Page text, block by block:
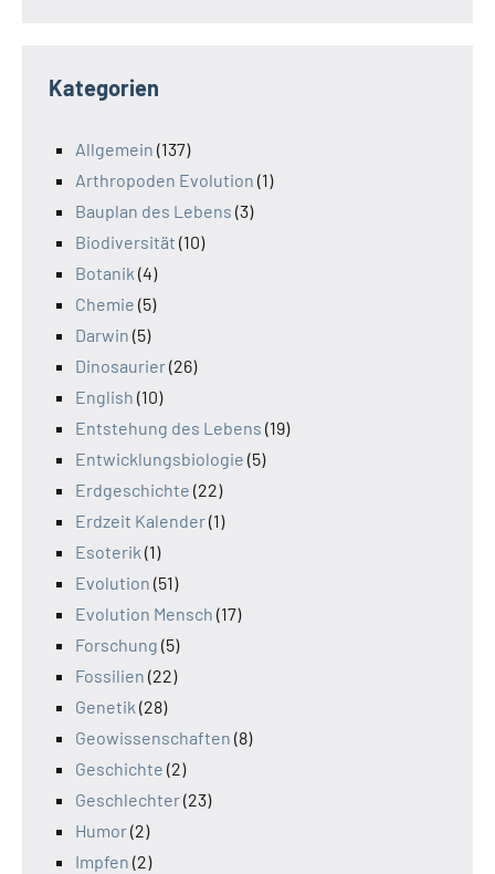
Kategorien
Allgemein (137)
Arthropoden Evolution (1)
Bauplan des Lebens (3)
Biodiversität (10)
Botanik (4)
Chemie (5)
Darwin (5)
Dinosaurier(26)
English (10)
Entstehung des Lebens (19)
Entwicklungsbiologie (5)
Erdgeschichte (22)
Erdzeit Kalender(1)
Esoterik (1)
Evolution (51)
Evolution Mensch (17)
Forschung (5)
Fossilien (22)
Genetik (28)
Geowissenschaften (8)
Geschichte (2)
Geschlechter(23)
Humor(2)
Impfen (2)